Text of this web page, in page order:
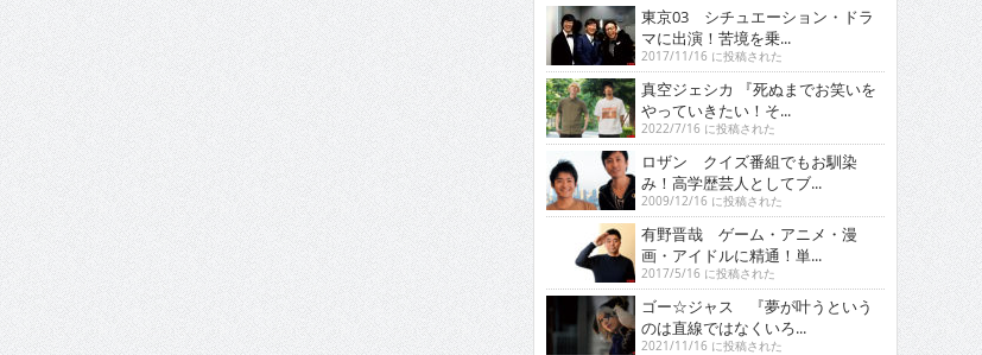
東京03 シチュエーション・ドラ
マに出演！苦境を乗...
2017/11/16 に投稿された
真空ジェシカ 『死ぬまでお笑いを
やっていきたい！そ...
2022/7/16 に投稿された
ロザン クイズ番組でもお馴染
み！高学歴芸人としてブ...
2009/12/16 に投稿された
有野晋哉 ゲーム・アニメ・漫
画・アイドルに精通！単...
2017/5/16 に投稿された
ゴー☆ジャス 『夢が叶うという
のは直線ではなくいろ...
2021/11/16 に投稿された